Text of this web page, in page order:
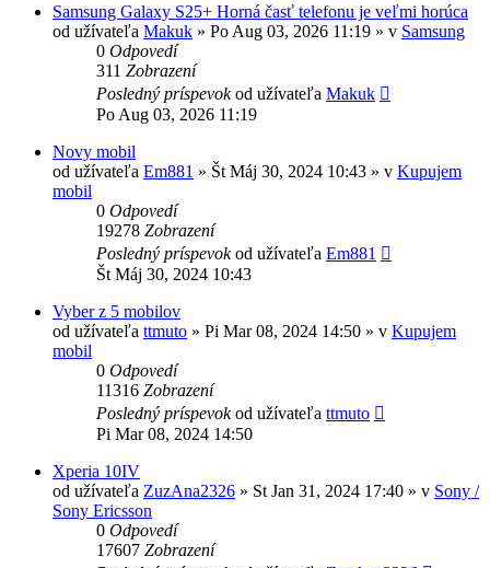
Samsung Galaxy S25+ Horná časť telefonu je veľmi horúca
od užívateľa Makuk » Po Aug 03, 2026 11:19 » v Samsung
0 Odpovedí
311 Zobrazení
Posledný príspevokod užívateľa Makuk
Po Aug 03, 2026 11:19
Novy mobil
od užívateľa Em881 » Št Máj 30, 2024 10:43 » v Kupujem
mobil
0 Odpovedí
19278 Zobrazení
Posledný príspevokod užívateľa Em881
Št Máj 30, 2024 10:43
Vyber z 5 mobilov
od užívateľa ttmuto » Pi Mar 08, 2024 14:50 » v Kupujem
mobil
0 Odpovedí
11316 Zobrazení
Posledný príspevokod užívateľa ttmuto
Pi Mar 08, 2024 14:50
Xperia 10IV
od užívateľa ZuzAna2326 » St Jan 31, 2024 17:40 » v Sony /
Sony Ericsson
0 Odpovedí
17607 Zobrazení